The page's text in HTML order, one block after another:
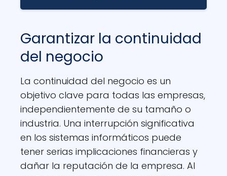
Garantizar la continuidad
del negocio
La continuidad del negocio es un
objetivo clave para todas las empresas,
independientemente de su tamaño o
industria. Una interrupción significativa
en los sistemas informáticos puede
tener serias implicaciones financieras y
dañar la reputación de la empresa. Al